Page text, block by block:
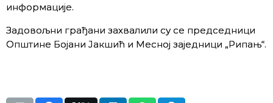
информације.
Задовољни грађани захвалили су се председници
Општине Бојани Јакшић и Месној заједници „Рипањ“.